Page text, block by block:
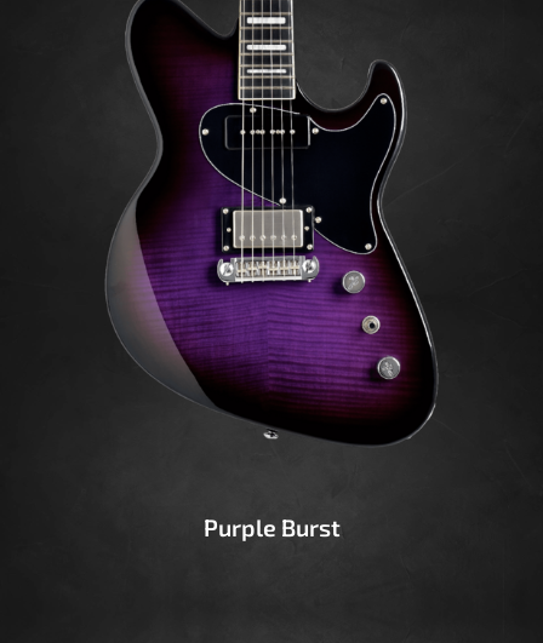
Purple Burst